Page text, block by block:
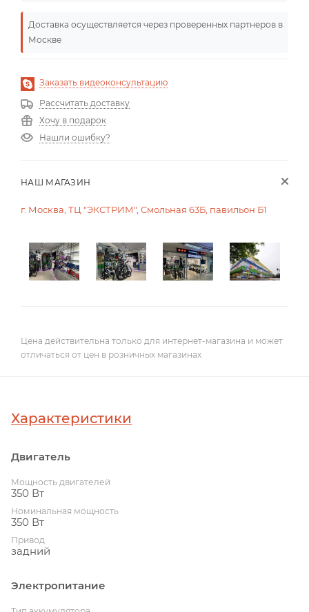
Доставка осуществляется через проверенных партнеров в
Москве
Заказать видеоконсультацию
Рассчитать доставку
Хочу в подарок
Нашли ошибку?
НАШ МАГАЗИН
г. Москва, ТЦ "ЭКСТРИМ", Смольная 63Б, павильон Б1
Цена действительна только для интернет-магазина и может
отличаться от цен в розничных магазинах
Характеристики
Двигатель
Мощность двигателей
350 Вт
Номинальная мощность
350 Вт
Привод
задний
Электропитание